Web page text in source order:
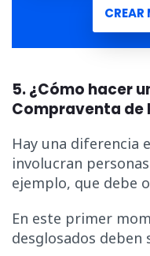
5. ¿Cómo hacer
Compraventa de
Hay una diferencia
involucran
ejemplo, que debe
En este primer
desglosados ​​deben